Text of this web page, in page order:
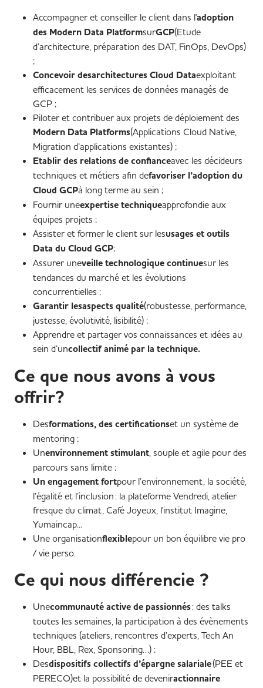
Accompagner et conseiller le client dans l'adoption
des Modern Data PlatformsurGCP(Etude
d’architecture, préparation des DAT, FinOps, DevOps)
;
Concevoir desarchitectures Cloud Dataexploitant
efficacement les services de données managés de
GCP ;
Piloter et contribuer aux projets de déploiement des
Modern Data Platforms(Applications Cloud Native,
Migration d’applications existantes) ;
Etablir des relations de confianceavec les décideurs
techniques et métiers afin defavoriser l’adoption du
Cloud GCPà long terme au sein ;
Fournir uneexpertise techniqueapprofondie aux
équipes projets ;
Assister et former le client sur lesusages et outils
Data du Cloud GCP;
Assurer uneveille technologique continuesur les
tendances du marché et les évolutions
concurrentielles ;
Garantir lesaspects qualité(robustesse, performance,
justesse, évolutivité, lisibilité) ;
Apprendre et partager vos connaissances et idées au
sein d’uncollectif animé par la technique.
Ce que nous avons à vous
offrir?
Desformations, des certificationset un système de
mentoring ;
Unenvironnement stimulant, souple et agile pour des
parcours sans limite ;
Un engagement fortpour l’environnement, la société,
l’égalité et l’inclusion : la plateforme Vendredi, atelier
fresque du climat, Café Joyeux, l'institut Imagine,
Yumaincap...
Une organisationflexiblepour un bon équilibre vie pro
/ vie perso.
Ce qui nous différencie ?
Unecommunauté active de passionnés: des talks
toutes les semaines, la participation à des évènements
techniques (ateliers, rencontres d’experts, Tech An
Hour, BBL, Rex, Sponsoring…) ;
Desdispositifs collectifs d’épargne salariale(PEE et
PERECO)et la possibilité de deveniractionnaire